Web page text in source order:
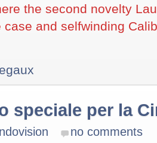
the second novelty
case and selfwinding
speciale per la
no comments